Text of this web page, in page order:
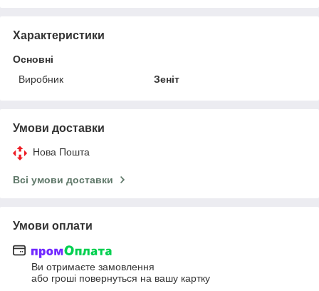
Характеристики
Основні
Виробник
Зеніт
Умови доставки
Нова Пошта
Всі умови доставки
Умови оплати
Ви отримаєте замовлення
або гроші повернуться на вашу картку